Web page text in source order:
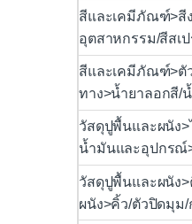
สีและเคมีภัณฑ์>สี
อุตสาหกรรม/สีสเป
สีและเคมีภัณฑ์>ตั
ทาง>น้ำยาลอกสี/
วัสดุปูพื้นและผนัง>
น้ำมันและอุปกรณ์
วัสดุปูพื้นและผนัง
ผนัง>คิ้ว/ตัวปิดมุม/